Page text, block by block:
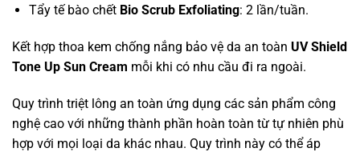
Tẩy tế bào chết Bio Scrub Exfoliating: 2 lần/tuần.
Kết hợp thoa kem chống nắng bảo vệ da an toàn UV Shield
Tone Up Sun Cream mỗi khi có nhu cầu đi ra ngoài.
Quy trình triệt lông an toàn ứng dụng các sản phẩm công
nghệ cao với những thành phần hoàn toàn từ tự nhiên phù
hợp với mọi loại da khác nhau. Quy trình này có thể áp